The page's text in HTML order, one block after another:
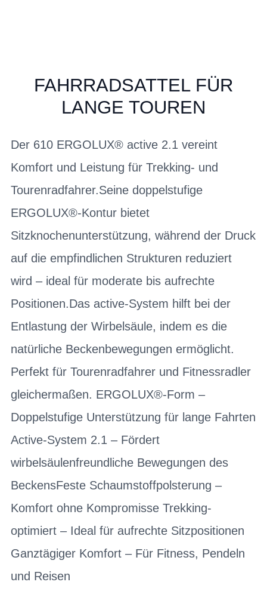
FAHRRADSATTEL FÜR
LANGE TOUREN
Der 610 ERGOLUX® active 2.1 vereint
Komfort und Leistung für Trekking- und
Tourenradfahrer.Seine doppelstufige
ERGOLUX®-Kontur bietet
Sitzknochenunterstützung, während der Druck
auf die empfindlichen Strukturen reduziert
wird – ideal für moderate bis aufrechte
Positionen.Das active-System hilft bei der
Entlastung der Wirbelsäule, indem es die
natürliche Beckenbewegungen ermöglicht.
Perfekt für Tourenradfahrer und Fitnessradler
gleichermaßen. ERGOLUX®-Form –
Doppelstufige Unterstützung für lange Fahrten
Active-System 2.1 – Fördert
wirbelsäulenfreundliche Bewegungen des
BeckensFeste Schaumstoffpolsterung –
Komfort ohne Kompromisse Trekking-
optimiert – Ideal für aufrechte Sitzpositionen
Ganztägiger Komfort – Für Fitness, Pendeln
und Reisen